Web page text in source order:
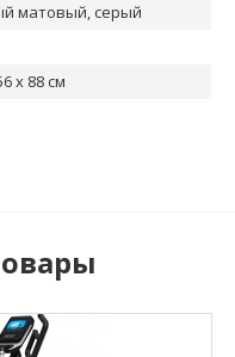
матовый, серый
х 88 см